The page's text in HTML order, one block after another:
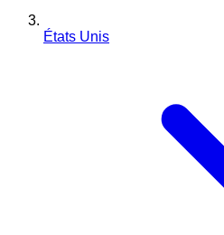
États Unis